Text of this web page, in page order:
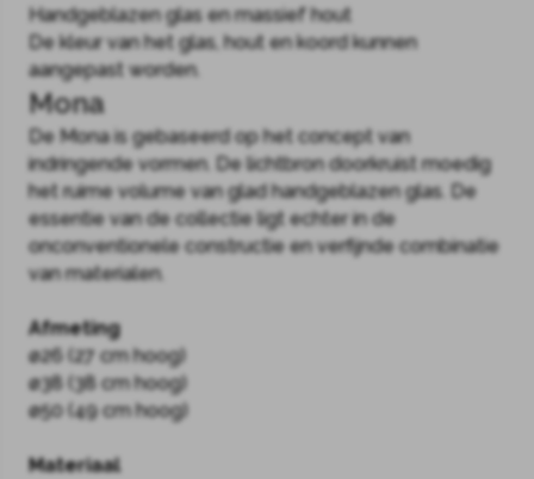
Handgeblazen glas en massief hout
De kleur van het glas, hout en koord kunnen
aangepast worden.
Mona
De Mona is gebaseerd op het concept van
indringende vormen. De lichtbron doorkruist moedig
het ruime volume van glad handgeblazen glas. De
essentie van de collectie ligt echter in de
onconventionele constructie en verfijnde combinatie
van materialen.
Afmeting
ø26 (27 cm hoog)
ø38 (38 cm hoog)
ø50 (49 cm hoog)
Materiaal